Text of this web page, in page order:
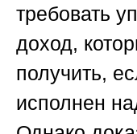
требовать
доход,
получить,
исполнен